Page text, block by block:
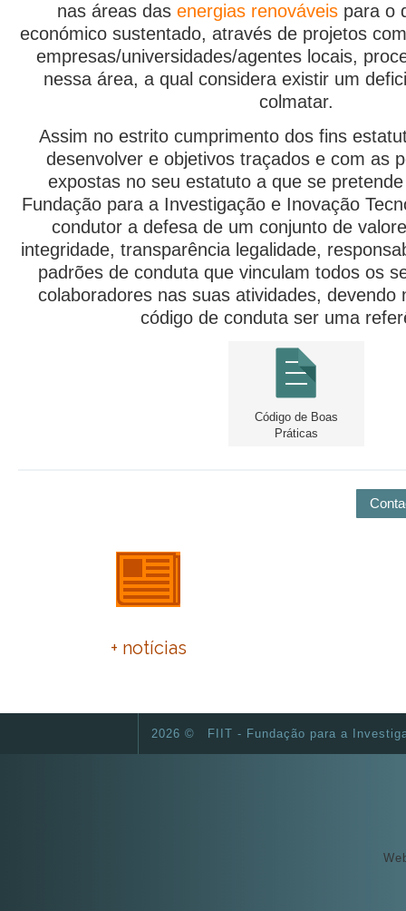
nas áreas das energias renováveispara o
económico sustentado, através de projetos
empresas/universidades/agentes locais,
nessa área, a qual considera existir um
colmatar.
Assim no estrito cumprimento dos fins
desenvolver e objetivos traçados e com as
expostas no seu estatuto a que se
Fundação para a Investigação e Inovação
condutor a defesa de um conjunto de
integridade, transparência legalidade,
padrões de conduta que vinculam todos os
colaboradores nas suas atividades, devendo
código de conduta ser uma
Código de Boas
Práticas
+ notícias
2026 © FIIT - Fundação para a